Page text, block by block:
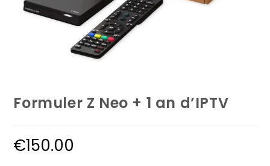
Formuler Z Neo + 1 an d’IPTV
€150.00